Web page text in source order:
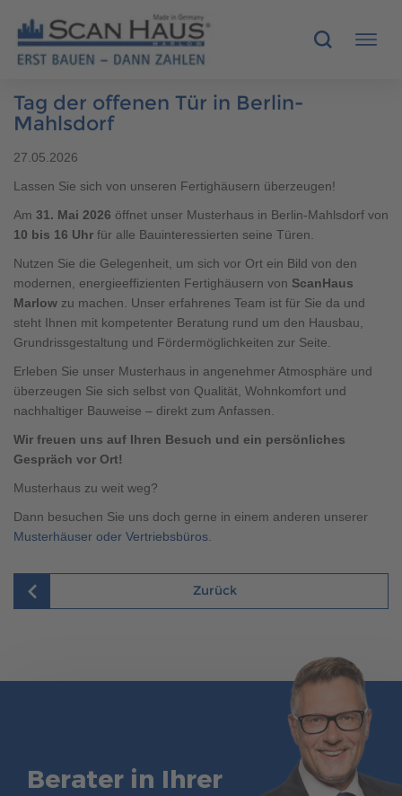
HÄUSER
MUSTERHÄUSER
SCANHAUS-VORTEILE
ÜBER UNS
KONTAKT
Brauchen Sie Hilfe?
038221 4000
MUSTERHAUS FINDEN
Tag der offenen Tür in Berlin-
Mahlsdorf
27.05.2026
Lassen Sie sich von unseren Fertighäusern überzeugen!
Am 31. Mai 2026 öffnet unser Musterhaus in Berlin-Mahlsdorf von
10 bis 16 Uhr für alle Bauinteressierten seine Türen.
Nutzen Sie die Gelegenheit, um sich vor Ort ein Bild von den
modernen, energieeffizienten Fertighäusern von ScanHaus
Marlow zu machen. Unser erfahrenes Team ist für Sie da und
steht Ihnen mit kompetenter Beratung rund um den Hausbau,
Grundrissgestaltung und Fördermöglichkeiten zur Seite.
Erleben Sie unser Musterhaus in angenehmer Atmosphäre und
überzeugen Sie sich selbst von Qualität, Wohnkomfort und
nachhaltiger Bauweise – direkt zum Anfassen.
Wir freuen uns auf Ihren Besuch und ein persönliches
Gespräch vor Ort!
Musterhaus zu weit weg?
Dann besuchen Sie uns doch gerne in einem anderen unserer
Musterhäuser oder Vertriebsbüros.
Zurück
Berater in Ihrer